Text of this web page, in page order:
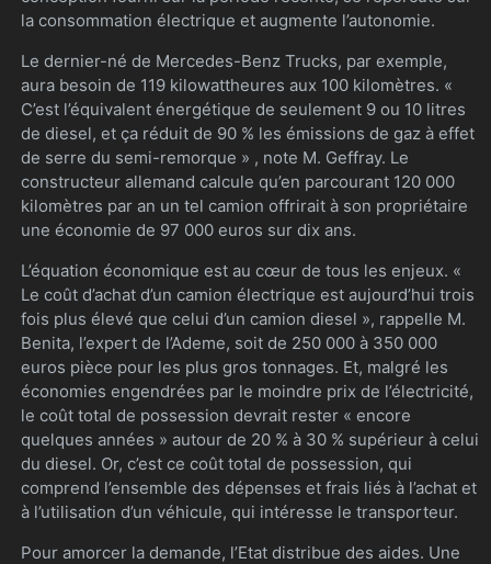
la consommation électrique et augmente l’autonomie.
Le dernier-né de Mercedes-Benz Trucks, par exemple,
aura besoin de 119 kilowattheures aux 100 kilomètres. «
C’est l’équivalent énergétique de seulement 9 ou 10 litres
de diesel, et ça réduit de 90 % les émissions de gaz à effet
de serre du semi-remorque » , note M. Geffray. Le
constructeur allemand calcule qu’en parcourant 120 000
kilomètres par an un tel camion offrirait à son propriétaire
une économie de 97 000 euros sur dix ans.
L’équation économique est au cœur de tous les enjeux. «
Le coût d’achat d’un camion électrique est aujourd’hui trois
fois plus élevé que celui d’un camion diesel », rappelle M.
Benita, l’expert de l’Ademe, soit de 250 000 à 350 000
euros pièce pour les plus gros tonnages. Et, malgré les
économies engendrées par le moindre prix de l’électricité,
le coût total de possession devrait rester « encore
quelques années » autour de 20 % à 30 % supérieur à celui
du diesel. Or, c’est ce coût total de possession, qui
comprend l’ensemble des dépenses et frais liés à l’achat et
à l’utilisation d’un véhicule, qui intéresse le transporteur.
Pour amorcer la demande, l’Etat distribue des aides. Une